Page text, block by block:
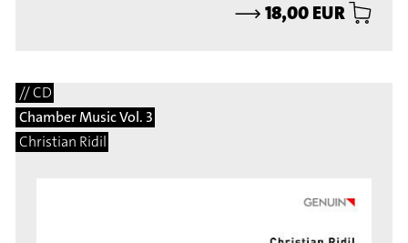
⟶18,00 EUR
// CD
Chamber Music Vol. 3
Christian Ridil